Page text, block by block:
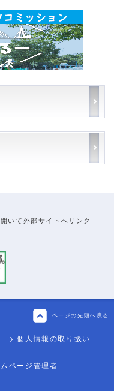
いて外部サイトへリンク
ページの先頭へ戻る
個人情報の取り扱い
ページ管理者